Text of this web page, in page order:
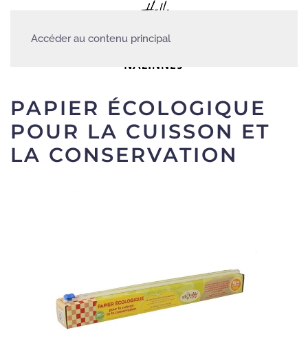
Accéder au contenu principal
PAPIER ÉCOLOGIQUE
POUR LA CUISSON ET
LA CONSERVATION